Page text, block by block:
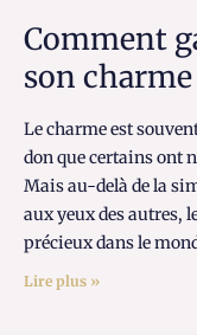
Comment
son charme
Le charme est
don que certains ont
Mais au-delà de la
aux yeux des autres,
précieux dans le
Lire plus »